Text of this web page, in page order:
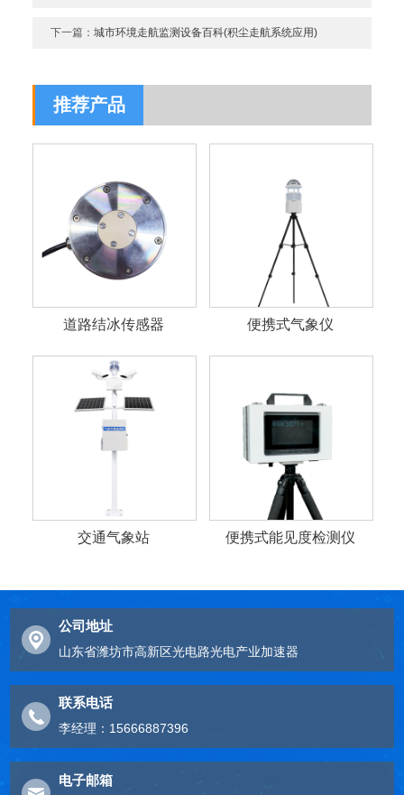
下一篇：城市环境走航监测设备百科(积尘走航系统应用)
推荐产品
道路结冰传感器 便携式气象仪
交通气象站 便携式能见度检测仪
公司地址
山东省潍坊市高新区光电路光电产业加速器
联系电话
李经理：15666887396
电子邮箱